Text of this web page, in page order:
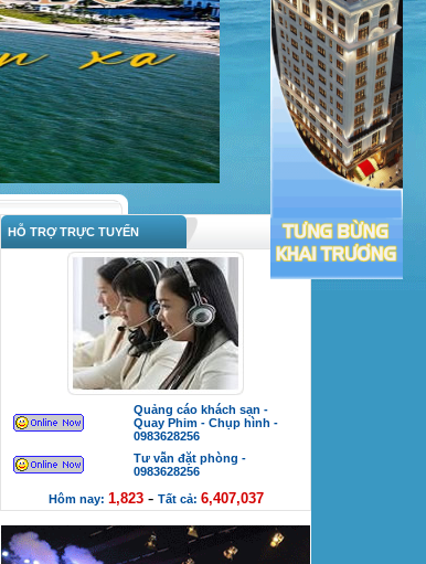
HỖ TRỢ TRỰC TUYẾN
Quảng cáo khách sạn -
Quay Phim - Chụp hình -
0983628256
Tư vẫn đặt phòng -
0983628256
Hôm nay: 1,823- Tất cả: 6,407,037